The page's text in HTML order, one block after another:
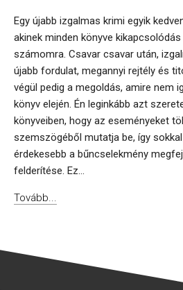
Egy újabb izgalmas krimi egyik
akinek minden könyve
számomra. Csavar csavar után,
újabb fordulat, megannyi rejtély és
végül pedig a megoldás, amire nem
könyv elején. Én leginkább azt
könyveiben, hogy az eseményeket
szemszögéből mutatja be, így
érdekesebb a bűncselekmény
felderítése. Ez...
Tovább...